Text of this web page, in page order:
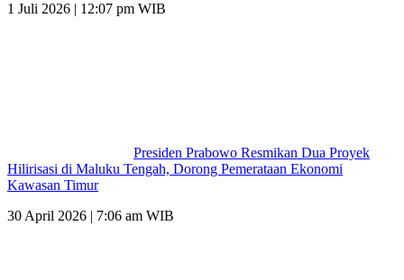
1 Juli 2026 | 12:07 pm WIB
Presiden Prabowo Resmikan Dua Proyek
Hilirisasi di Maluku Tengah, Dorong Pemerataan Ekonomi
Kawasan Timur
30 April 2026 | 7:06 am WIB